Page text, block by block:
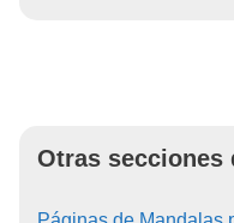
Otras secciones